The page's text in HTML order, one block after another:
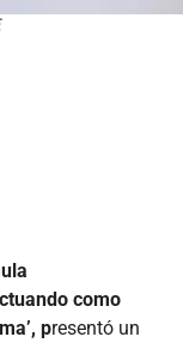
como
presentó un